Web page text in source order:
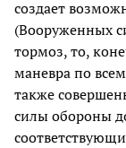
создает
(Вооруженных
тормоз, то,
маневра по
также
силы обороны